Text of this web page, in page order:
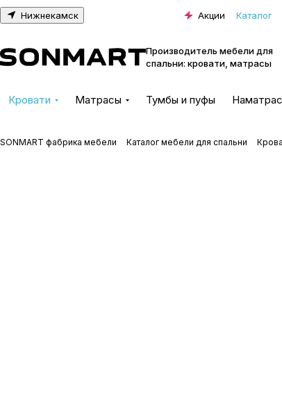
Нижнекамск Акции Каталог
Производитель мебели для
спальни: кровати, матрасы
Кровати Матрасы Тумбы и пуфы
SONMART фабрика мебели Каталог мебели для спальни